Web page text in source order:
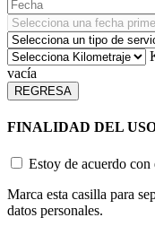
vacía
REGRESA
FINALIDAD DEL
Estoy de acuerdo con
Marca esta casilla para
datos personales.